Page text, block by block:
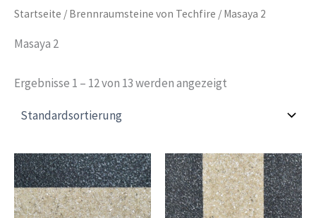
Startseite / Brennraumsteine von Techfire / Masaya 2
Masaya 2
Ergebnisse 1 – 12 von 13 werden angezeigt